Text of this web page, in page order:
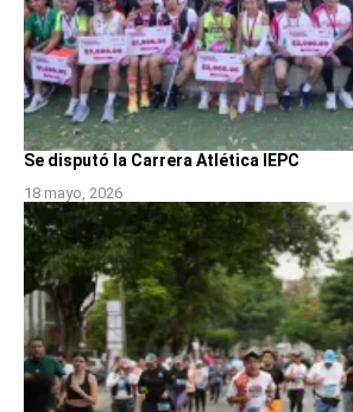
Se disputó la Carrera Atlética IEPC
18 mayo, 2026